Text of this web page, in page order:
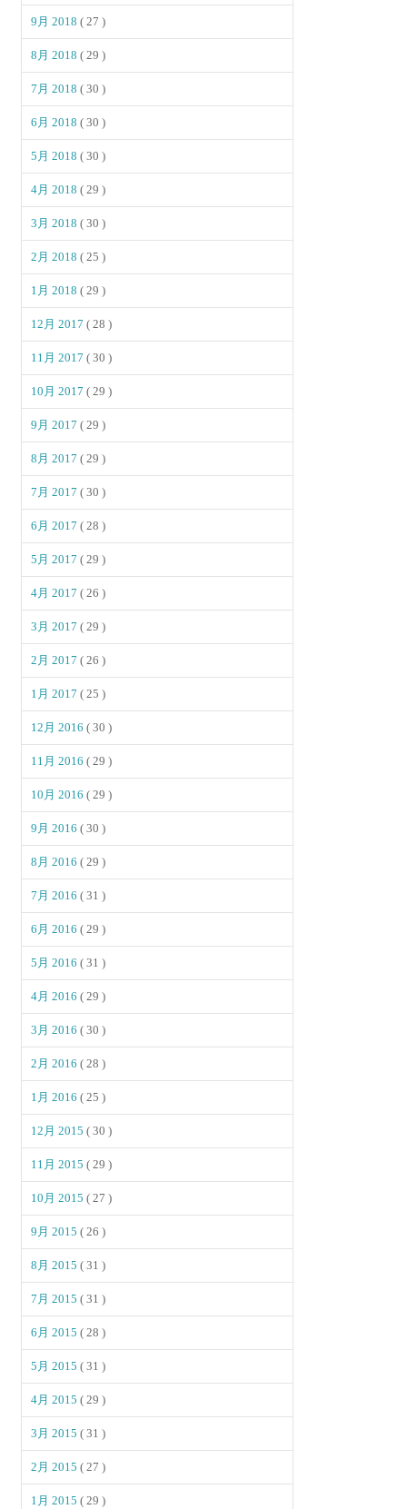
9月 2018( 27 )
8月 2018( 29 )
7月 2018( 30 )
6月 2018( 30 )
5月 2018( 30 )
4月 2018( 29 )
3月 2018( 30 )
2月 2018( 25 )
1月 2018( 29 )
12月 2017( 28 )
11月 2017( 30 )
10月 2017( 29 )
9月 2017( 29 )
8月 2017( 29 )
7月 2017( 30 )
6月 2017( 28 )
5月 2017( 29 )
4月 2017( 26 )
3月 2017( 29 )
2月 2017( 26 )
1月 2017( 25 )
12月 2016( 30 )
11月 2016( 29 )
10月 2016( 29 )
9月 2016( 30 )
8月 2016( 29 )
7月 2016( 31 )
6月 2016( 29 )
5月 2016( 31 )
4月 2016( 29 )
3月 2016( 30 )
2月 2016( 28 )
1月 2016( 25 )
12月 2015( 30 )
11月 2015( 29 )
10月 2015( 27 )
9月 2015( 26 )
8月 2015( 31 )
7月 2015( 31 )
6月 2015( 28 )
5月 2015( 31 )
4月 2015( 29 )
3月 2015( 31 )
2月 2015( 27 )
1月 2015( 29 )